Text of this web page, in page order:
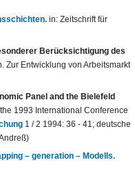
in: Zeitschrift für
Berücksichtigung des
Zur Entwicklung von Arbeitsmarkt
Panel and the Bielefeld
1993 International Conference
1 / 2 1994: 36 - 41; deutsche
– generation – Modells.